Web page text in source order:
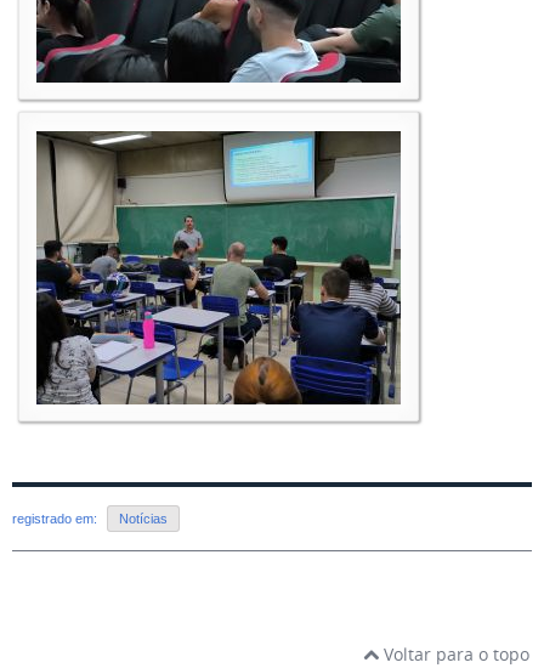
registrado em: Notícias
Voltar para o topo